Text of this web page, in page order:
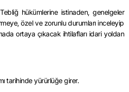
hükümlerine istinaden, genelgeler
özel ve zorunlu durumları inceleyip
ortaya çıkacak ihtilafları idari yoldan
tarihinde yürürlüğe girer.